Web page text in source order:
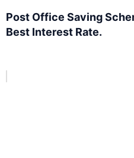
Post Office Saving
Best Interest Rate.